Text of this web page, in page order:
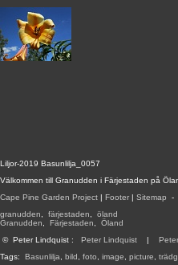
Liljor-2019 Basunlilja_0057
Välkommen till Granudden i Färjestaden på
Cape Pine Garden Project | Footer | Sitemap -
granudden
färjestaden
öland
Granudden
Färjestaden
Öland
© Peter Lindquist : Peter Lindquist |
Tags: Basunlilja bild foto image picture